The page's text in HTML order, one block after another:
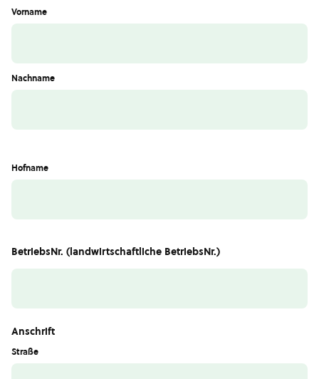
Vorname
Nachname
Hofname
BetriebsNr. (landwirtschaftliche BetriebsNr.)
Anschrift
Straße